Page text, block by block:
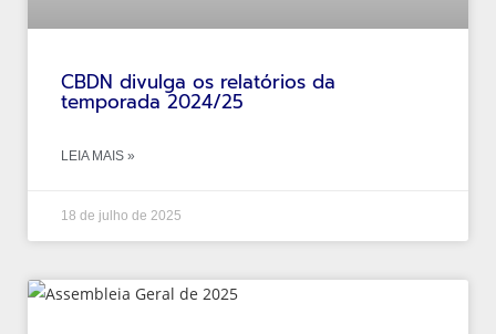
CBDN divulga os relatórios da
temporada 2024/25
LEIA MAIS »
18 de julho de 2025